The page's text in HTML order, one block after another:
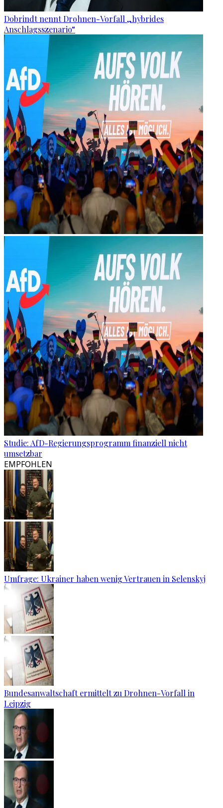
Dobrindt nennt Drohnen-Vorfall „hybrides
Anschlagsszenario“
Studie: AfD-Regierungsprogramm finanziell nicht
umsetzbar
EMPFOHLEN
Umfrage: Ukrainer haben wenig Vertrauen in Selenskyj
Bundesanwaltschaft ermittelt zu Drohnen-Vorfall in
Leipzig